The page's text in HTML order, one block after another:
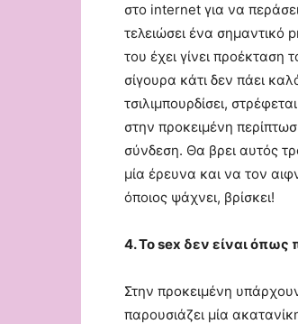
στο internet για να
τελειώσει ένα σημαντικό
του έχει γίνει προέκταση
σίγουρα κάτι δεν πάει
τσιλιμπουρδίσει,
στην προκειμένη
σύνδεση. Θα βρει αυτός
μία έρευνα και να τον
όποιος ψάχνει, βρίσκει!
4. Το sex δεν είναι όπως
Στην προκειμένη
παρουσιάζει μία